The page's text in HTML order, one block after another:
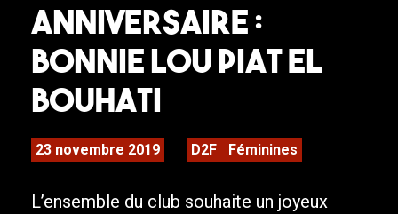
Anniversaire :
Bonnie Lou Piat El
Bouhati
23 novembre 2019 D2F Féminines
L’ensemble du club souhaite un joyeux